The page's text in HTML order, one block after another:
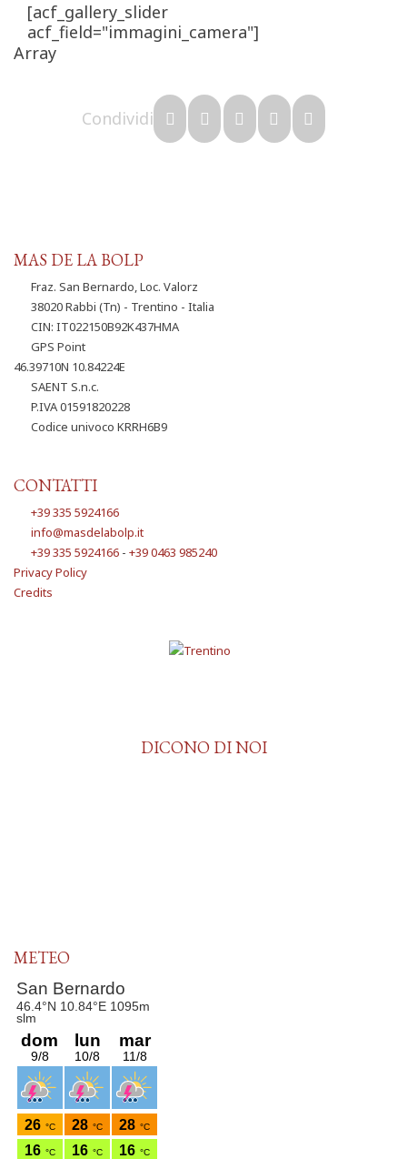
[acf_gallery_slider
acf_field="immagini_camera"]
Array
Condividi
MAS DE LA BOLP
Fraz. San Bernardo, Loc. Valorz
38020 Rabbi (Tn) - Trentino - Italia
CIN: IT022150B92K437HMA
GPS Point
46.39710N 10.84224E
SAENT S.n.c.
P.IVA 01591820228
Codice univoco KRRH6B9
CONTATTI
+39 335 5924166
info@masdelabolp.it
+39 335 5924166 -+39 0463 985240
Privacy Policy
Credits
DICONO DI NOI
METEO